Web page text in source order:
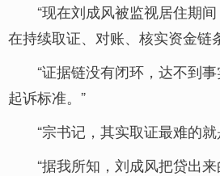
“现在刘成风被监视居住期
在持续取证、对账、核实资金链
“证据链没有闭环，达不到
起诉标准。”
“宗书记，其实取证最难的
“据我所知，刘成风把贷出